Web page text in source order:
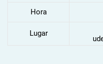
Hora
Lugar